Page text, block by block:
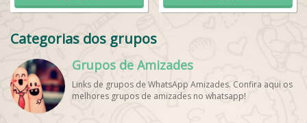
Categorias dos grupos
Grupos de Amizades
Links de grupos de WhatsApp Amizades. Confira aqui os
melhores grupos de amizades no whatsapp!